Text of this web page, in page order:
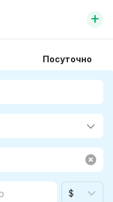
+
Посуточно
$